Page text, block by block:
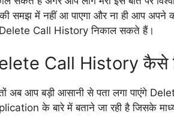
समझ में नहीं आ पाएगा और ना ही आप अपने
Call History निकाल सकते हैं।
Call History कैसे
अब आप बड़ी आसानी से पता लगा पाएंगे
के बारे में बताने जा रही है जिसके